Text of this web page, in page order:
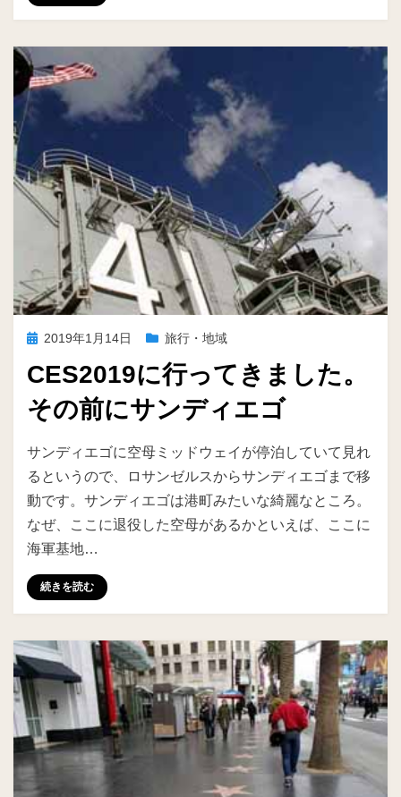
投
日:
2019年1月14日 旅行・地域
CES2019に行ってきました。
その前にサンディエゴ
投稿者 ike
サンディエゴに空母ミッドウェイが停泊していて見れ
るというので、ロサンゼルスからサンディエゴまで移
動です。サンディエゴは港町みたいな綺麗なところ。
なぜ、ここに退役した空母があるかといえば、ここに
海軍基地…
続きを読む